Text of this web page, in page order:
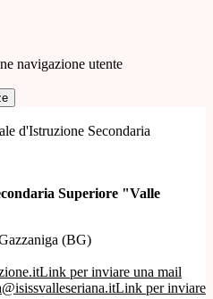
navigazione utente
d'Istruzione Secondaria
Superiore "Valle
(BG)
Link per inviare una mail
Link per inviare